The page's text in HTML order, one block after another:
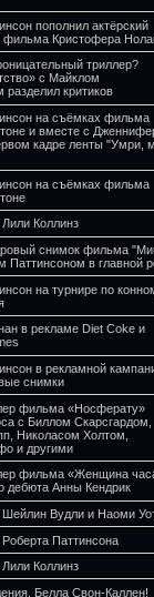
пополнил актёрский
фильма Кристофера
триллер?
с Майклом
критиков
на съёмках фильма
и вместе с
кадре ленты "Умри,
на съёмках фильма
Коллинз
снимок фильма
Паттинсоном в главной
на турнире по
в рекламе Diet Coke и
в рекламной
снимки
фильма «Носферату»
с Биллом Скарсгардом,
Николасом Холтом,
и другими
фильма «Женщина
дебюта Анны Кендрик
Вудли и Наоми
Паттинсона
Коллинз
Белла Свон-Каллен!